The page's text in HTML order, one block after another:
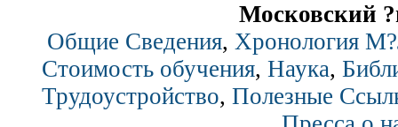
Московский
Общие Сведения, Хронология
Стоимость обучения, Наука,
Трудоустройство, Полезные